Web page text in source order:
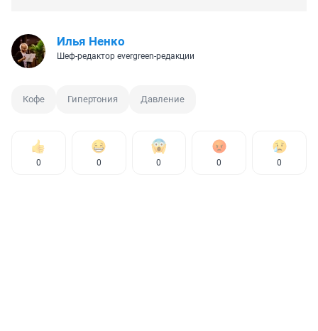
Илья Ненко
Шеф-редактор evergreen-редакции
Кофе Гипертония Давление
0 0 0 0 0